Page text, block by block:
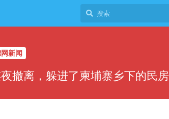
新闻
撤离，躲进了柬埔寨乡下的民房